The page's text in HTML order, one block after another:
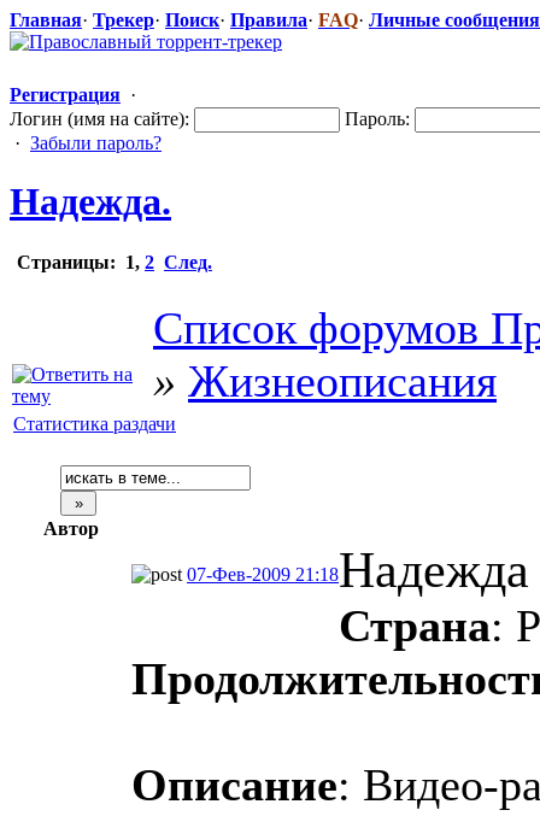
Главная· Трекер· Поиск· Правила· FAQ· Личные сообщения
Регистрация ·
Логин (имя на сайте):
Пароль:
· Забыли пароль?
Надежда.
Страницы: 1, 2 След.
Список форумов
» Жизнеописания
Статистика раздачи
Автор
07-Фев-2009 21:18Надежда
Страна:
Описание: Видео-